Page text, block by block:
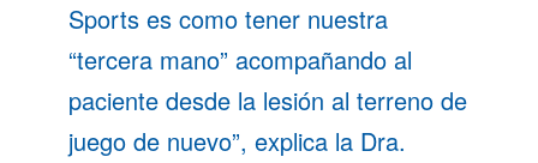
Sports es como tener nuestra
“tercera mano” acompañando al
paciente desde la lesión al terreno de
juego de nuevo”, explica la Dra.